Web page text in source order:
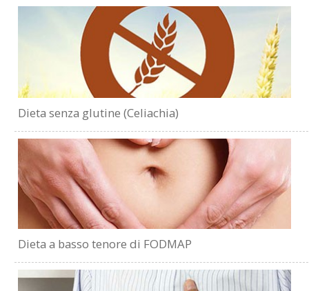
Dieta senza glutine (Celiachia)
Dieta a basso tenore di FODMAP